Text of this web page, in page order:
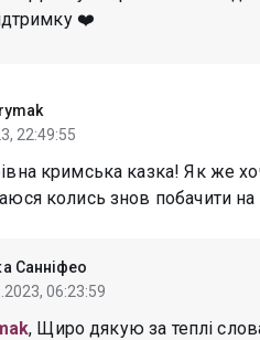
❤️
22:49:55
кримська казка! Як же
колись знов побачити
Санніфео
06:23:59
, Щиро дякую за теплі